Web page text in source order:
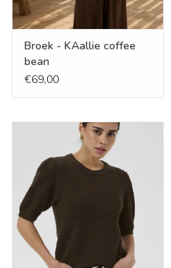
Broek - KAallie coffee
bean
€69,00